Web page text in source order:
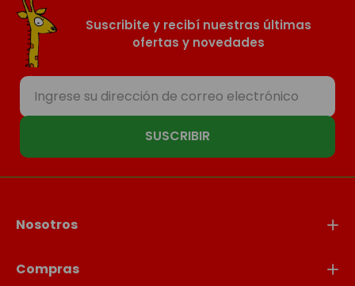
Suscribite y recibí nuestras últimas
ofertas y novedades
SUSCRIBIR
Nosotros
Compras